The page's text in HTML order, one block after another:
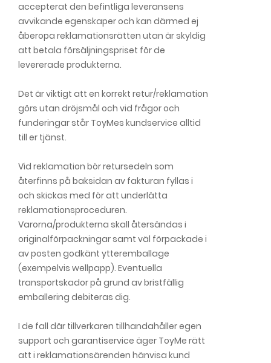
accepterat den befintliga leveransens
avvikande egenskaper och kan därmed ej
åberopa reklamationsrätten utan är skyldig
att betala försäljningspriset för de
levererade produkterna.
Det är viktigt att en korrekt retur/reklamation
görs utan dröjsmål och vid frågor och
funderingar står ToyMes kundservice alltid
till er tjänst.
Vid reklamation bör retursedeln som
återfinns på baksidan av fakturan fyllas i
och skickas med för att underlätta
reklamationsproceduren.
Varorna/produkterna skall återsändas i
originalförpackningar samt väl förpackade i
av posten godkänt ytteremballage
(exempelvis wellpapp). Eventuella
transportskador på grund av bristfällig
emballering debiteras dig.
I de fall där tillverkaren tillhandahåller egen
support och garantiservice äger ToyMe rätt
att i reklamationsärenden hänvisa kund